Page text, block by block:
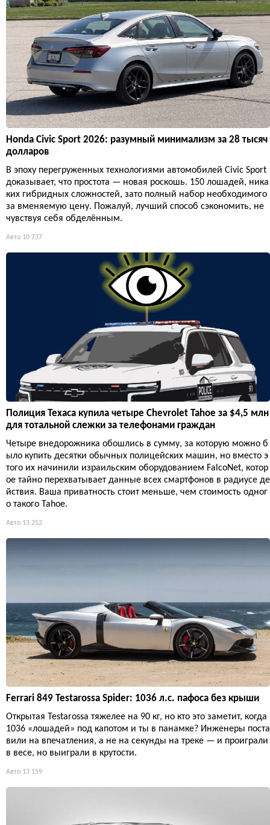
Honda Civic Sport 2026: разумный минимализм за 28 тысяч
долларов
В эпоху перегруженных технологиями автомобилей Civic Sport
доказывает, что простота — новая роскошь. 150 лошадей, ника
ких гибридных сложностей, зато полный набор необходимого
за вменяемую цену. Пожалуй, лучший способ сэкономить, не
чувствуя себя обделённым.
Авто 10 737
Полиция Техаса купила четыре Chevrolet Tahoe за $4,5 млн
для тотальной слежки за телефонами граждан
Четыре внедорожника обошлись в сумму, за которую можно б
ыло купить десятки обычных полицейских машин, но вместо э
того их начинили израильским оборудованием FalcoNet, котор
ое тайно перехватывает данные всех смартфонов в радиусе де
йствия. Ваша приватность стоит меньше, чем стоимость одног
о такого Tahoe.
Авто 13 252
Ferrari 849 Testarossa Spider: 1036 л.с. пафоса без крыши
Открытая Testarossa тяжелее на 90 кг, но кто это заметит, когда
1036 «лошадей» под капотом и ты в панамке? Инженеры поста
вили на впечатления, а не на секунды на треке — и проиграли
в весе, но выиграли в крутости.
Авто 13 159